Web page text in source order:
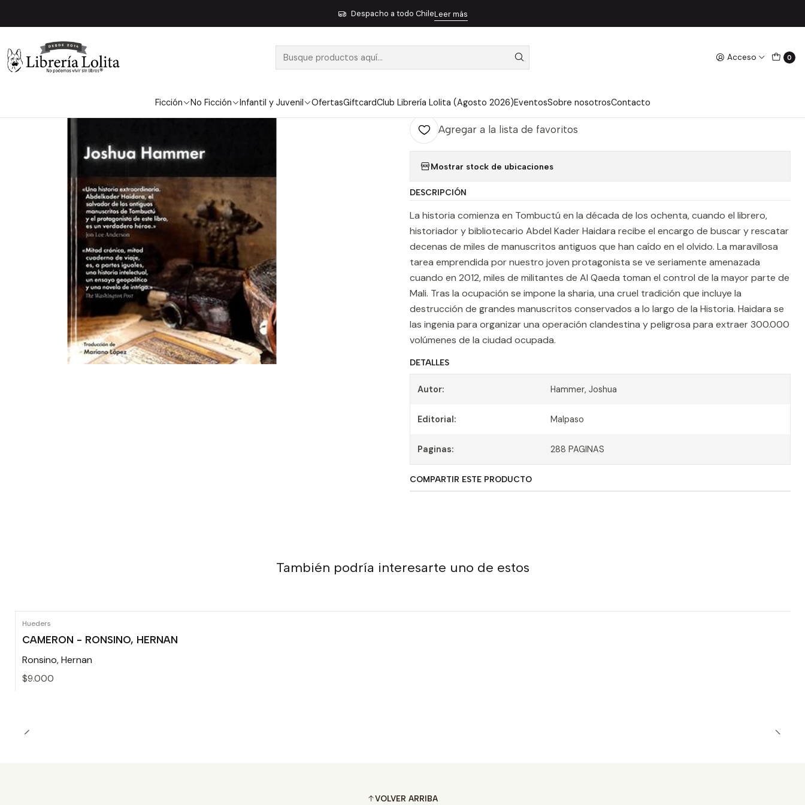
Acceso 0
Ficción No Ficción Infantil y Juvenil OfertasGiftcardClub Librería Lolita (Agosto 2026)EventosSobre nosotrosContacto
Despacho a todo ChileLeer más
No Ficción Ensayo Los Contrabandistas De Libros
LOS CONTRABANDISTAS DE LIBROS
Cantidad
Agregar a la lista de favoritos
Mostrar stock de ubicaciones
DESCRIPCIÓN
La historia comienza en Tombuctú en la década de los ochenta, cuando el librero,
historiador y bibliotecario Abdel Kader Haidara recibe el encargo de buscar y rescatar
decenas de miles de manuscritos antiguos que han caído en el olvido. La maravillosa
tarea emprendida por nuestro joven protagonista se ve seriamente amenazada
cuando en 2012, miles de militantes de Al Qaeda toman el control de la mayor parte de
Mali. Tras la ocupación se impone la sharia, una cruel tradición que incluye la
destrucción de grandes manuscritos conservados a lo largo de la Historia. Haidara se
las ingenia para organizar una operación clandestina y peligrosa para extraer 300.000
volúmenes de la ciudad ocupada.
DETALLES
Autor: Hammer, Joshua
Editorial: Malpaso
Paginas: 288 PAGINAS
COMPARTIR ESTE PRODUCTO
También podría interesarte uno de estos
Hueders
CAMERON - RONSINO, HERNAN
Ronsino, Hernan
$9.000
VOLVER ARRIBA